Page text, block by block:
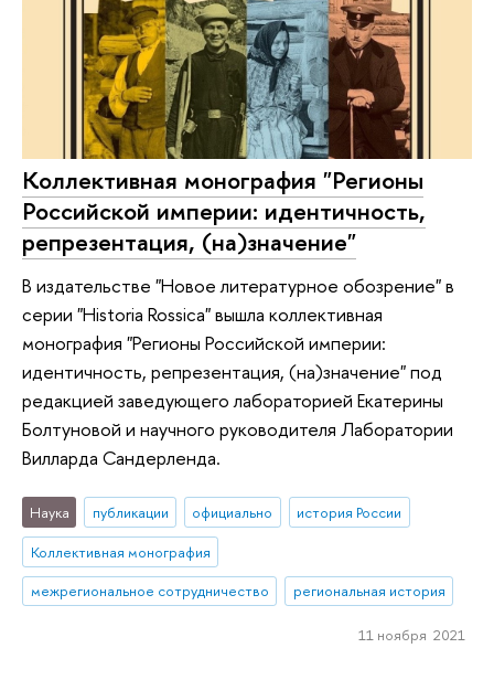
Коллективная монография "Регионы
Российской империи: идентичность,
репрезентация, (на)значение"
В издательстве "Новое литературное обозрение" в
серии "Historia Rossica" вышла коллективная
монография "Регионы Российской империи:
идентичность, репрезентация, (на)значение" под
редакцией заведующего лабораторией Екатерины
Болтуновой и научного руководителя Лаборатории
Вилларда Сандерленда.
Наука публикации официально
история России
Коллективная монография
межрегиональное сотрудничество
региональная история
11 ноября 2021